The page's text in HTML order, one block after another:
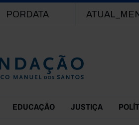
PORDATA
EDUCAÇÃO JUSTIÇA